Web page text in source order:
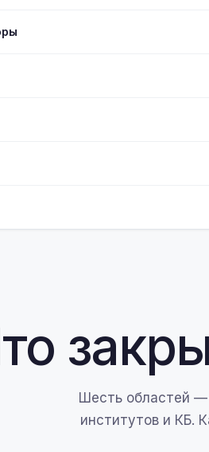
Шесть областей —
институтов и КБ.